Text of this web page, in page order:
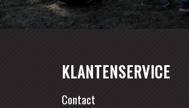
KLANTENSERVICE
Contact